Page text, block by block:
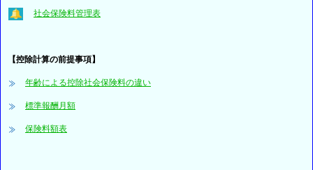
社会保険料管理表
【控除計算の前提事項】
年齢による控除社会保険料の違い
標準報酬月額
保険料額表